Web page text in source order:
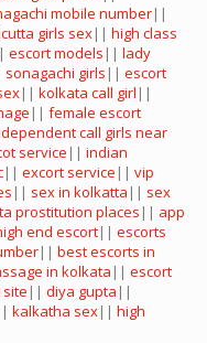
mobile number||
girls sex|| high class
escort models || lady
sonagachi girls || escort
|| kolkata call girl ||
|| female escort
call girls near
service || indian
|| excort service || vip
|| sex in kolkatta || sex
prostitution places || app
end escort|| escorts
|| best escorts in
in kolkata || escort
|| diya gupta ||
kalkatha sex|| high